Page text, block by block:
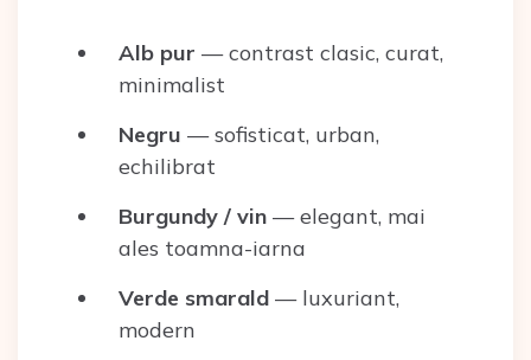
Alb pur — contrast clasic, curat,
minimalist
Negru — sofisticat, urban,
echilibrat
Burgundy / vin — elegant, mai
ales toamna-iarna
Verde smarald — luxuriant,
modern